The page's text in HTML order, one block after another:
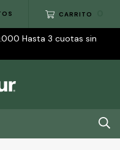
CARRITO
Hasta 3 cuotas sin